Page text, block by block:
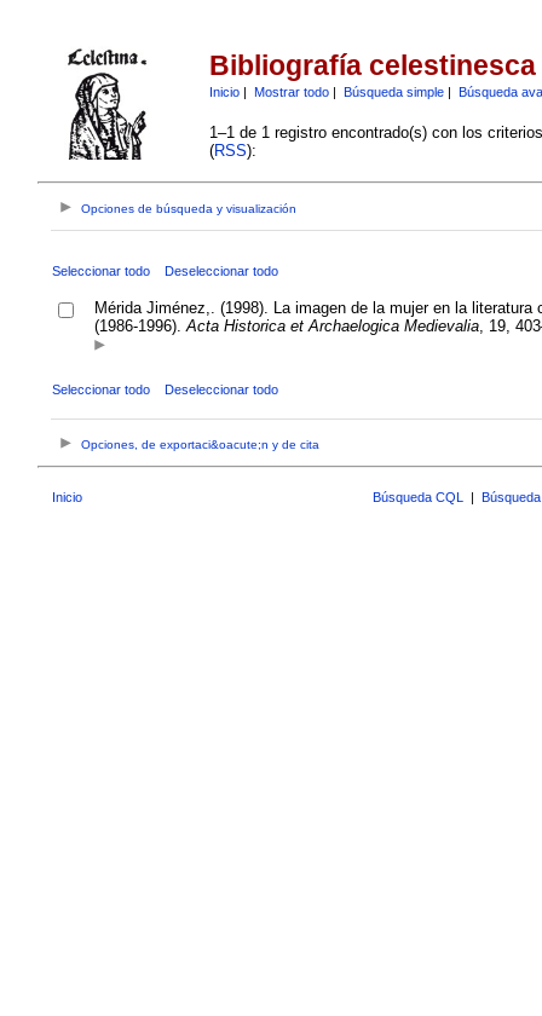
Bibliografía celestinesca
Inicio| Mostrar todo| Búsqueda simple| Búsqueda
1–1 de 1 registro encontrado(s) con los
(RSS):
Opciones de búsqueda y visualización
Seleccionar todo Deseleccionar todo
Mérida Jiménez,. (1998). La imagen de la mujer en la
(1986-1996). Acta Historica et Archaelogica Medievalia, 19,
Seleccionar todo Deseleccionar todo
Opciones, de exportaci&oacute;n y de cita
Inicio Búsqueda CQL |